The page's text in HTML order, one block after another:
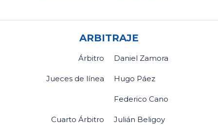
ARBITRAJE
Árbitro Daniel Zamora
Jueces de línea Hugo Páez
Federico Cano
Cuarto Árbitro Julián Beligoy